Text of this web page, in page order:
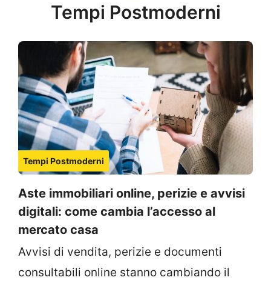
Tempi Postmoderni
Tempi Postmoderni
Aste immobiliari online, perizie e avvisi
digitali: come cambia l’accesso al
mercato casa
Avvisi di vendita, perizie e documenti
consultabili online stanno cambiando il